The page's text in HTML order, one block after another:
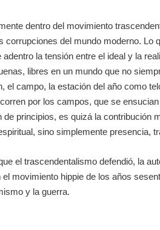
dentro del movimiento
corrupciones del mundo moderno.
la tensión entre el ideal y la
libres en un mundo que no
el campo, la estación del año como
por los campos, que se
principios, es quizá la
sino simplemente presencia,
el trascendentalismo defendió, la
el movimiento hippie de los años
y la guerra.